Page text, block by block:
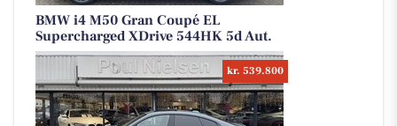
BMW i4 M50 Gran Coupé EL
Supercharged XDrive 544HK 5d Aut.
kr. 539.800